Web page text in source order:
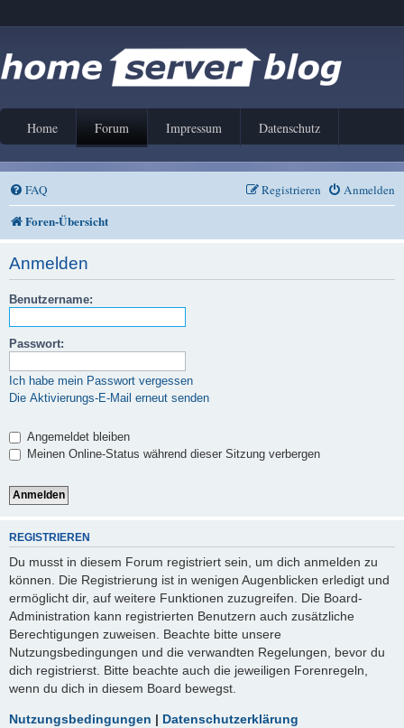
Home Forum Impressum Datenschutz
FAQ Anmelden
Registrieren
Foren-Übersicht
Anmelden
Benutzername:
Passwort:
Ich habe mein Passwort vergessen
Die Aktivierungs-E-Mail erneut senden
Angemeldet bleiben
Meinen Online-Status während dieser Sitzung verbergen
REGISTRIEREN
Du musst in diesem Forum registriert sein, um dich anmelden zu
können. Die Registrierung ist in wenigen Augenblicken erledigt und
ermöglicht dir, auf weitere Funktionen zuzugreifen. Die Board-
Administration kann registrierten Benutzern auch zusätzliche
Berechtigungen zuweisen. Beachte bitte unsere
Nutzungsbedingungen und die verwandten Regelungen, bevor du
dich registrierst. Bitte beachte auch die jeweiligen Forenregeln,
wenn du dich in diesem Board bewegst.
Nutzungsbedingungen | Datenschutzerklärung